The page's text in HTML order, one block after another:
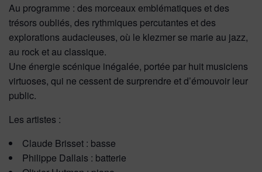
Au programme : des morceaux emblématiques et des
trésors oubliés, des rythmiques percutantes et des
explorations audacieuses, où le klezmer se marie au jazz,
au rock et au classique.
Une énergie scénique inégalée, portée par huit musiciens
virtuoses, qui ne cessent de surprendre et d’émouvoir leur
public.
Les artistes :
Claude Brisset : basse
Philippe Dallais : batterie